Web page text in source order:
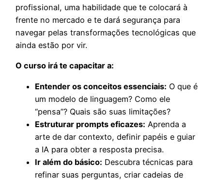
profissional, uma habilidade que te colocará à
frente no mercado e te dará segurança para
navegar pelas transformações tecnológicas que
ainda estão por vir.
O curso irá te capacitar a:
Entender os conceitos essenciais: O que é
um modelo de linguagem? Como ele
“pensa”? Quais são suas limitações?
Estruturar prompts eficazes: Aprenda a
arte de dar contexto, definir papéis e guiar
a IA para obter a resposta precisa.
Ir além do básico: Descubra técnicas para
refinar suas perguntas, criar cadeias de